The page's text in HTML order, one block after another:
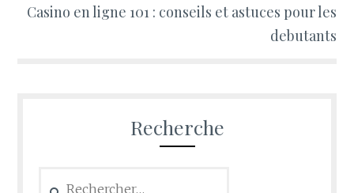
Casino en ligne 101 : conseils et astuces pour les
debutants
Recherche